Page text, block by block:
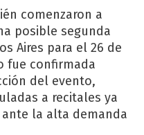
comenzaron a
posible segunda
Aires para el 26 de
fue confirmada
del evento,
a recitales ya
la alta demanda